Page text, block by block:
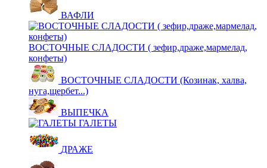
ВАФЛИ
ВОСТОЧНЫЕ СЛАДОСТИ ( зефир,драже,мармелад,
конфеты)
ВОСТОЧНЫЕ СЛАДОСТИ (Козинак, халва,
нуга,щербет...)
ВЫПЕЧКА
ГАЛЕТЫ
ДРАЖЕ